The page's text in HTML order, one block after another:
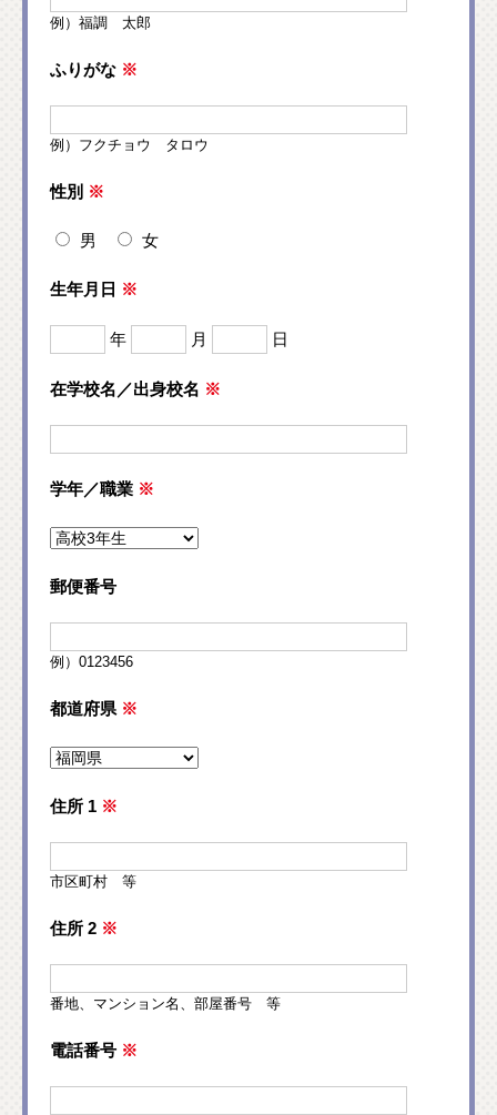
例）福調 太郎
ふりがな ※
例）フクチョウ タロウ
性別 ※
男 女
生年月日 ※
年 月 日
在学校名／出身校名 ※
学年／職業 ※
郵便番号
例）0123456
都道府県 ※
住所 1 ※
市区町村 等
住所 2 ※
番地、マンション名、部屋番号 等
電話番号 ※